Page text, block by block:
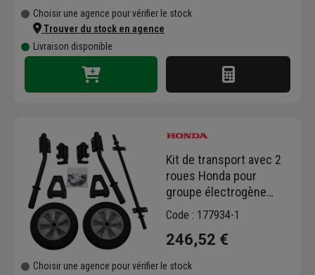
polyvalents et robustes capables de résister
aux environnements les plus hostiles avec
notre sélection de produits Honda.
Choisir une agence pour vérifier le stock
Trouver du stock en agence
Livraison disponible
Kit de transport avec 2
roues Honda pour
groupe électrogène
EG3600, EG5500,
EM5500
Code : 177934-1
246,52 €
Choisir une agence pour vérifier le stock